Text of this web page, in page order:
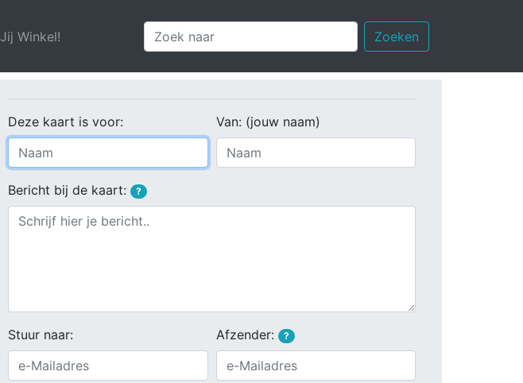
Jij Winkel! Zoeken
Deze kaart is voor: Van: (jouw naam)
Bericht bij de kaart: ?
Stuur naar: Afzender: ?